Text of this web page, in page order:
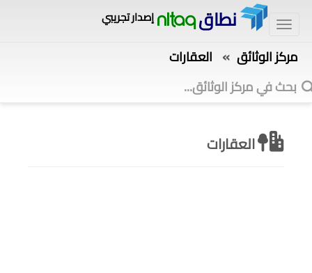
نطاقnitaqإصدار تجريبي
مركز الوثائق » العقارات
العقارات